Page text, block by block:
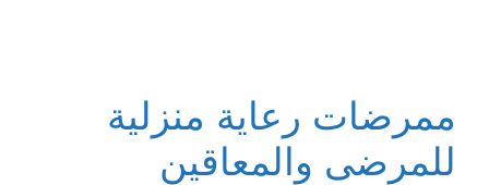
ممرضات رعاية منزلية
للمرضى والمعاقين